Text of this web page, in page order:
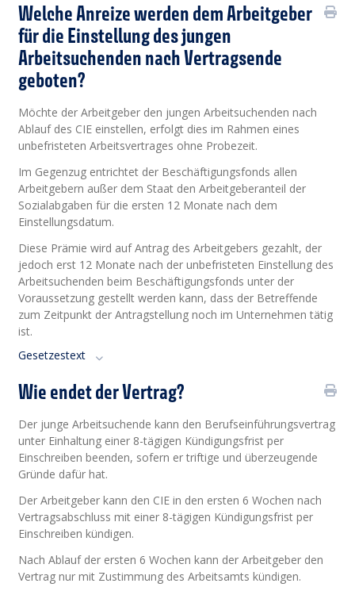
Welche Anreize werden dem Arbeitgeber
für die Einstellung des jungen
Arbeitsuchenden nach Vertragsende
geboten?
Möchte der Arbeitgeber den jungen Arbeitsuchenden nach
Ablauf des CIE einstellen, erfolgt dies im Rahmen eines
unbefristeten Arbeitsvertrages ohne Probezeit.
Im Gegenzug entrichtet der Beschäftigungsfonds allen
Arbeitgebern außer dem Staat den Arbeitgeberanteil der
Sozialabgaben für die ersten 12 Monate nach dem
Einstellungsdatum.
Diese Prämie wird auf Antrag des Arbeitgebers gezahlt, der
jedoch erst 12 Monate nach der unbefristeten Einstellung des
Arbeitsuchenden beim Beschäftigungsfonds unter der
Voraussetzung gestellt werden kann, dass der Betreffende
zum Zeitpunkt der Antragstellung noch im Unternehmen tätig
ist.
Gesetzestext
Wie endet der Vertrag?
Der junge Arbeitsuchende kann den Berufseinführungsvertrag
unter Einhaltung einer 8-tägigen Kündigungsfrist per
Einschreiben beenden, sofern er triftige und überzeugende
Gründe dafür hat.
Der Arbeitgeber kann den CIE in den ersten 6 Wochen nach
Vertragsabschluss mit einer 8-tägigen Kündigungsfrist per
Einschreiben kündigen.
Nach Ablauf der ersten 6 Wochen kann der Arbeitgeber den
Vertrag nur mit Zustimmung des Arbeitsamts kündigen.